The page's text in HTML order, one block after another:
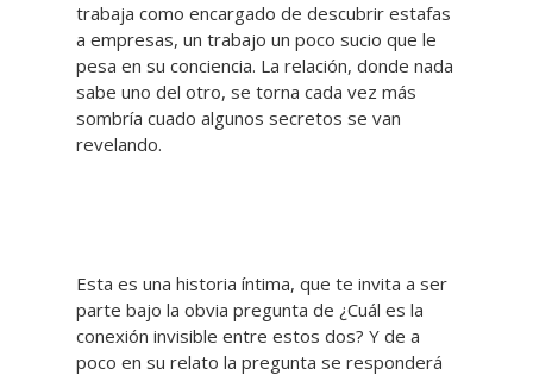
trabaja como encargado de descubrir estafas
a empresas, un trabajo un poco sucio que le
pesa en su conciencia. La relación, donde nada
sabe uno del otro, se torna cada vez más
sombría cuado algunos secretos se van
revelando.
Esta es una historia íntima, que te invita a ser
parte bajo la obvia pregunta de ¿Cuál es la
conexión invisible entre estos dos? Y de a
poco en su relato la pregunta se responderá